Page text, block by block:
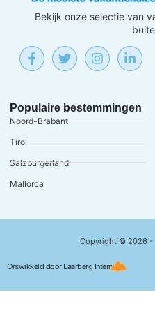
Bekijk onze selectie van
Populaire bestemmingen
Noord-Brabant
Tirol
Salzburgerland
Mallorca
Copyright © 2026 -
Ontwikkeld door Laarberg Internet